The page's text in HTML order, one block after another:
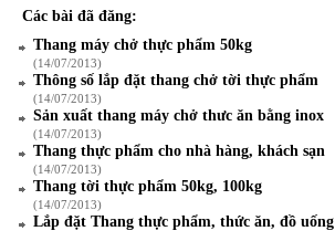
Các bài đã đăng:
Thang máy chở thực phẩm 50kg
(14/07/2013)
Thông số lắp đặt thang chở tời thực phẩm
(14/07/2013)
Sản xuất thang máy chở thưc ăn bằng inox
(14/07/2013)
Thang thực phẩm cho nhà hàng, khách sạn
(14/07/2013)
Thang tời thực phẩm 50kg, 100kg
(14/07/2013)
Lắp đặt Thang thực phẩm, thức ăn, đồ uống